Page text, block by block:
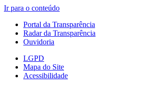
Ir para o conteúdo
Portal da Transparência
Radar da Transparência
Ouvidoria
LGPD
Mapa do Site
Acessibilidade